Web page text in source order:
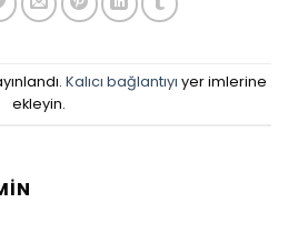
Kalıcı bağlantıyı yer imlerine
ekleyin.